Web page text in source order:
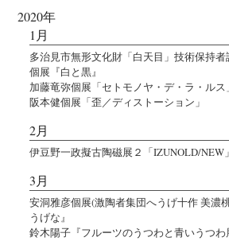
2020年
1月
多治見市無形文化財「白天目」技術保持
個展『白と黒』
加藤竜弥個展「セトモノヤ・デ・ラ・ルス
阪本健個展「歪／ディストーション」
2月
伊豆野一政擬古陶磁展２「IZUNOLD/NEW」
3月
安洞雅彦個展(激陶者集団へうげ十作 美濃
うげな』
鈴木陽子『フルーツのうつわと青いうつわ